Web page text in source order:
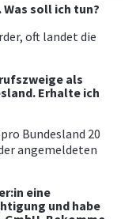
soll ich tun?
oft landet die
als
Erhalte ich
Bundesland 20
angemeldeten
eine
und habe